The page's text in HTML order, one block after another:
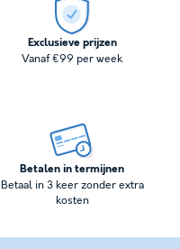
Exclusieve prijzen
Vanaf €99 per week
Betalen in termijnen
Betaal in 3 keer zonder extra
kosten